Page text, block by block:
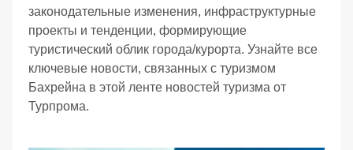
законодательные изменения, инфраструктурные
проекты и тенденции, формирующие
туристический облик города/курорта. Узнайте все
ключевые новости, связанных с туризмом
Бахрейна в этой ленте новостей туризма от
Турпрома.